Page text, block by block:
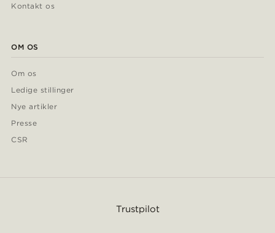
Kontakt os
OM OS
Om os
Ledige stillinger
Nye artikler
Presse
CSR
Trustpilot